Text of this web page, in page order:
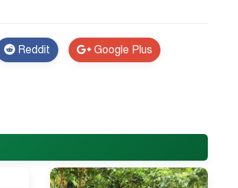
Reddit Google Plus